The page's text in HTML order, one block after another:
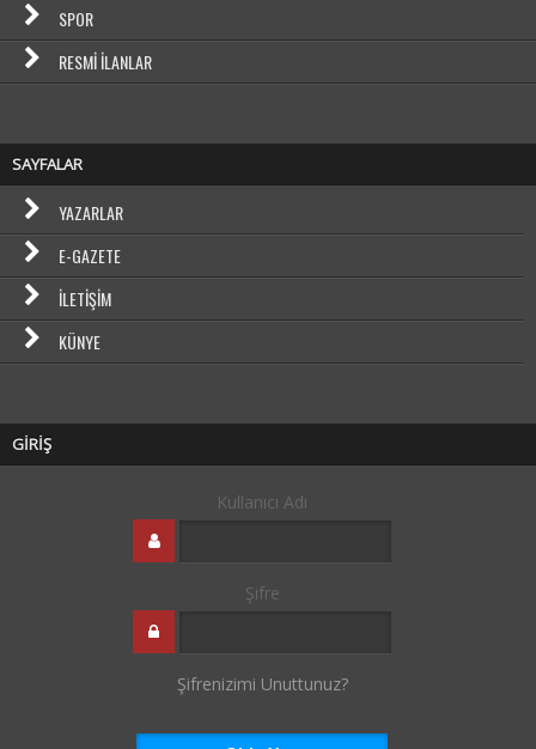
SPOR
RESMI İLANLAR
SAYFALAR
YAZARLAR
E-GAZETE
İLETIŞIM
KÜNYE
GİRİŞ
Kullanıcı Adı
Şifre
Şifrenizimi Unuttunuz?